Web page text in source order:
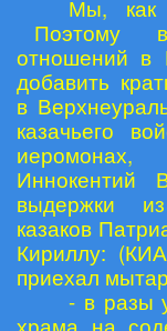
Мы, как
Поэтому
отношений в
добавить
в
казачьего
Иннокентий
выдержки
казаков
Кириллу:
приехал
- в разы